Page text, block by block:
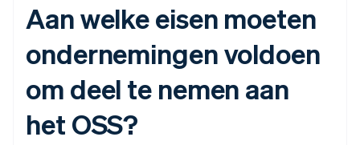
Aan welke eisen moeten
ondernemingen voldoen
om deel te nemen aan
het OSS?